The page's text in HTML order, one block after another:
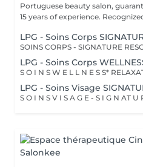
Portuguese beauty salon,
15 years of experience.
LPG - Soins Corps
LPG - Soins Corps
LPG - Soins Visage